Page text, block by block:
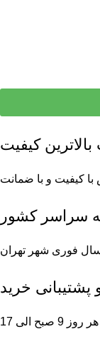
کیفیت
با کیفیت و با ضمانت
سراسر کشور
فوری شهر تهران
خرید
هر روز 9 صبح الی 17